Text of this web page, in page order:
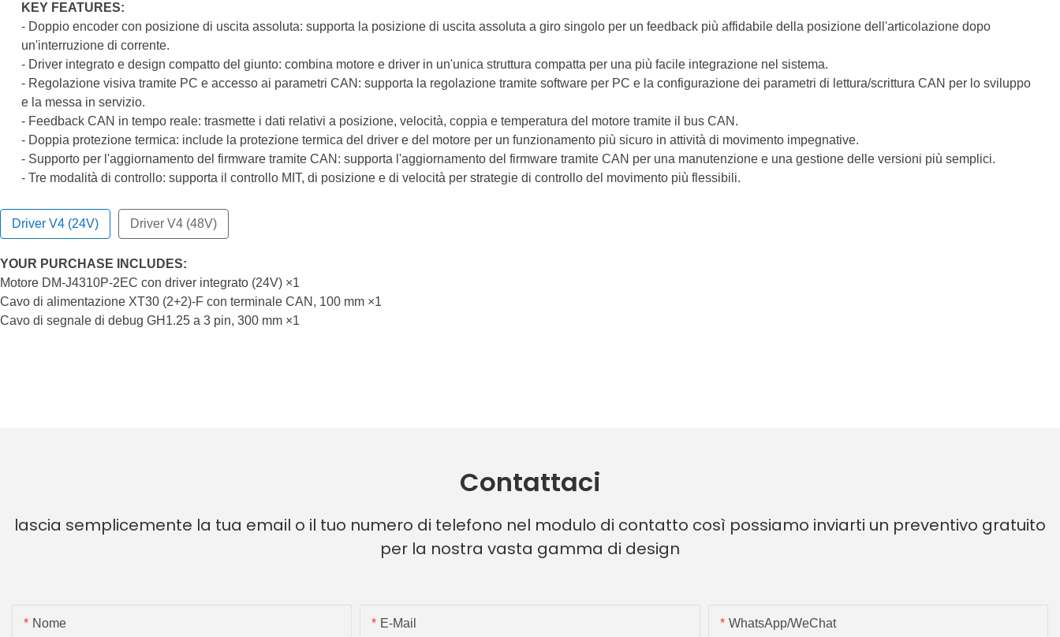
KEY FEATURES:
- Doppio encoder con posizione di uscita assoluta: supporta la posizione di uscita assoluta a giro singolo per un feedback più affidabile della posizione dell'articolazione dopo
un'interruzione di corrente.
- Driver integrato e design compatto del giunto: combina motore e driver in un'unica struttura compatta per una più facile integrazione nel sistema.
- Regolazione visiva tramite PC e accesso ai parametri CAN: supporta la regolazione tramite software per PC e la configurazione dei parametri di lettura/scrittura CAN per lo sviluppo
e la messa in servizio.
- Feedback CAN in tempo reale: trasmette i dati relativi a posizione, velocità, coppia e temperatura del motore tramite il bus CAN.
- Doppia protezione termica: include la protezione termica del driver e del motore per un funzionamento più sicuro in attività di movimento impegnative.
- Supporto per l'aggiornamento del firmware tramite CAN: supporta l'aggiornamento del firmware tramite CAN per una manutenzione e una gestione delle versioni più semplici.
- Tre modalità di controllo: supporta il controllo MIT, di posizione e di velocità per strategie di controllo del movimento più flessibili.
Driver V4 (24V) Driver V4 (48V)
YOUR PURCHASE INCLUDES:
Motore DM-J4310P-2EC con driver integrato (24V) ×1
Cavo di alimentazione XT30 (2+2)-F con terminale CAN, 100 mm ×1
Cavo di segnale di debug GH1.25 a 3 pin, 300 mm ×1
Contattaci
lascia semplicemente la tua email o il tuo numero di telefono nel modulo di contatto così possiamo inviarti un preventivo gratuito
per la nostra vasta gamma di design
Nome E-Mail WhatsApp/WeChat